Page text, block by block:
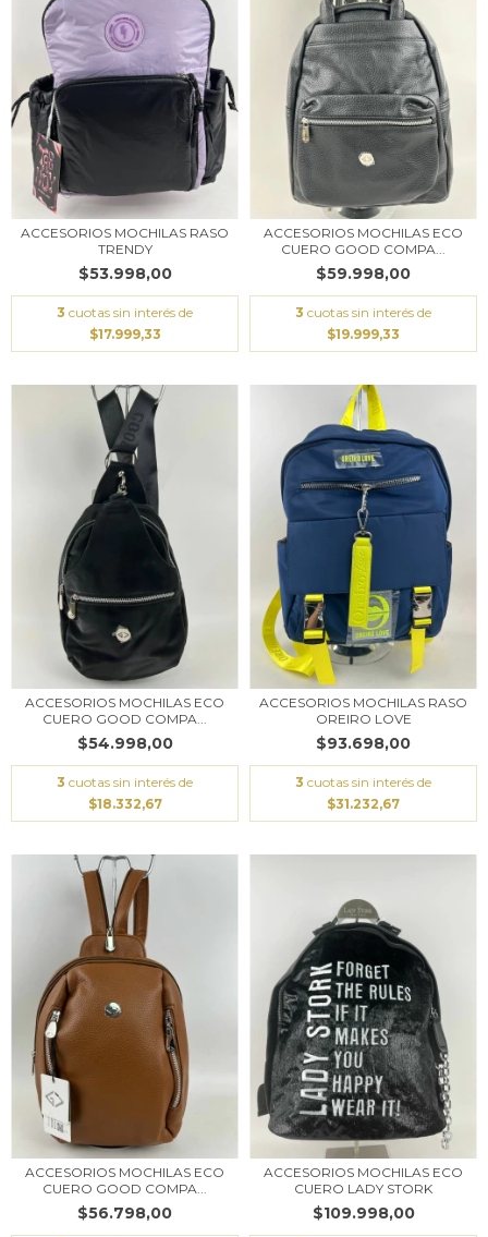
ACCESORIOS MOCHILAS RASO
TRENDY
$53.998,00
3 cuotas sin interés de
$17.999,33
ACCESORIOS MOCHILAS ECO
CUERO GOOD COMPA...
$59.998,00
3 cuotas sin interés de
$19.999,33
ACCESORIOS MOCHILAS ECO
CUERO GOOD COMPA...
$54.998,00
3 cuotas sin interés de
$18.332,67
ACCESORIOS MOCHILAS RASO
OREIRO LOVE
$93.698,00
3 cuotas sin interés de
$31.232,67
ACCESORIOS MOCHILAS ECO
CUERO GOOD COMPA...
$56.798,00
ACCESORIOS MOCHILAS ECO
CUERO LADY STORK
$109.998,00